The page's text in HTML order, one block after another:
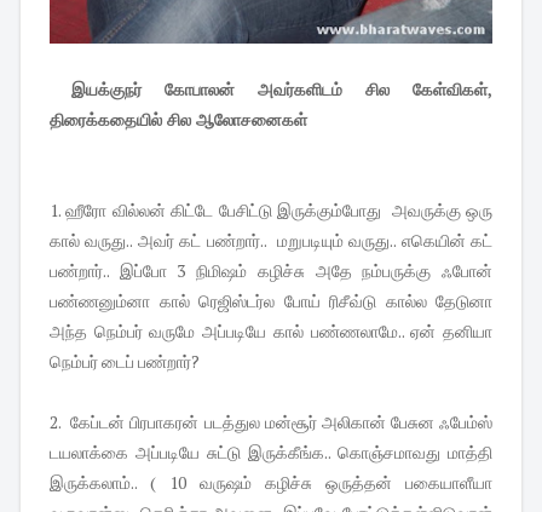
இயக்குநர் கோபாலன் அவர்களிடம் சில கேள்விகள்,
திரைக்கதையில் சில ஆலோசனைகள்
1. ஹீரோ வில்லன் கிட்டே பேசிட்டு இருக்கும்போது அவருக்கு ஒரு
கால் வருது.. அவர் கட் பண்றார்.. மறுபடியும் வருது.. எகெயின் கட்
பண்றார்.. இப்போ 3 நிமிஷம் கழிச்சு அதே நம்பருக்கு ஃபோன்
பண்ணனும்னா கால் ரெஜிஸ்டர்ல போய் ரிசீவ்டு கால்ல தேடுனா
அந்த நெம்பர் வருமே அப்படியே கால் பண்ணலாமே.. ஏன் தனியா
நெம்பர் டைப் பண்றார்?
2. கேப்டன் பிரபாகரன் படத்துல மன்சூர் அலிகான் பேசுன ஃபேம்ஸ்
டயலாக்கை அப்படியே சுட்டு இருக்கீங்க.. கொஞ்சமாவது மாத்தி
இருக்கலாம்.. ( 10 வருஷம் கழிச்சு ஒருத்தன் பகையாளீயா